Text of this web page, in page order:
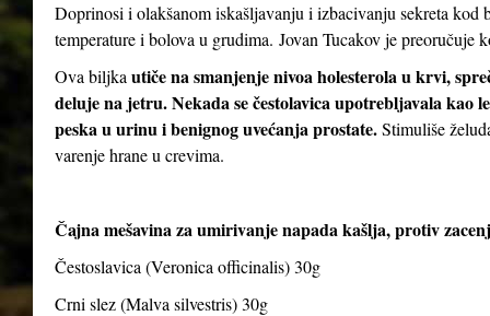
Doprinosi i olakšanom iskašljavanju i izbacivanju sekreta kod
temperature i bolova u grudima. Jovan Tucakov je preoručuje
Ova biljka utiče na smanjenje nivoa holesterola u krvi,
deluje na jetru. Nekada se čestolavica upotrebljavala kao
peska u urinu i benignog uvećanja prostate.Stimuliše
varenje hrane u crevima.
Čajna mešavina za umirivanje napada kašlja, protiv
Čestoslavica (Veronica officinalis) 30g
Crni slez (Malva silvestris) 30g